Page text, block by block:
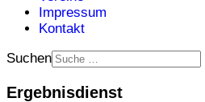
Impressum
Kontakt
Suchen
Ergebnisdienst